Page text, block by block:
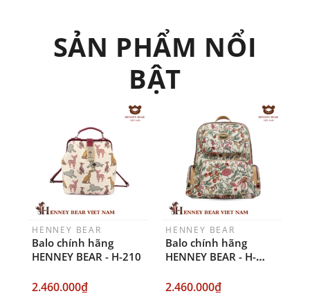
SẢN PHẨM NỔI
BẬT
HENNEY BEAR
Balo chính hãng
HENNEY BEAR - H-210
2.460.000₫
HENNEY BEAR
Balo chính hãng
HENNEY BEAR - H-
SUMMER BEIGE
2.460.000₫